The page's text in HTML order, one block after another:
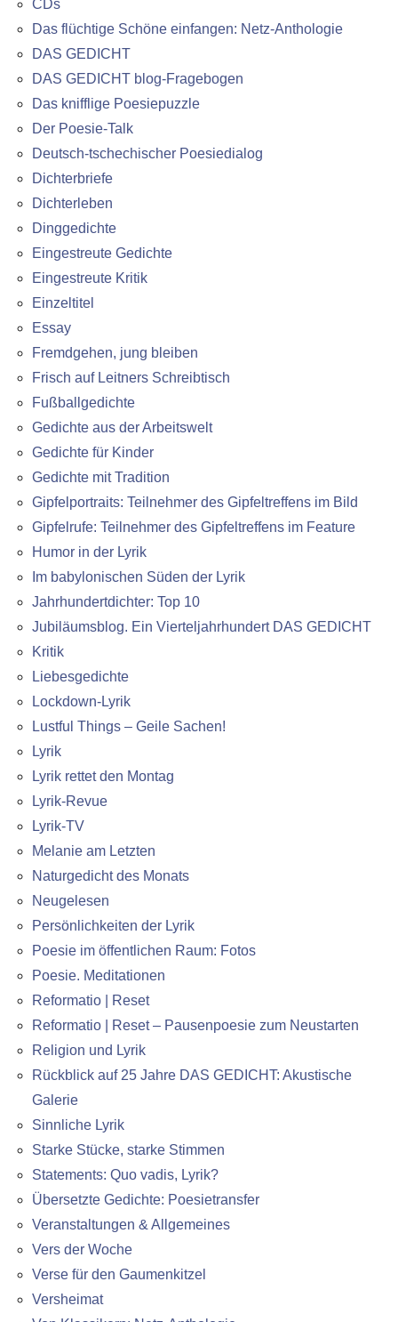
CDs
Das flüchtige Schöne einfangen: Netz-Anthologie
DAS GEDICHT
DAS GEDICHT blog-Fragebogen
Das knifflige Poesiepuzzle
Der Poesie-Talk
Deutsch-tschechischer Poesiedialog
Dichterbriefe
Dichterleben
Dinggedichte
Eingestreute Gedichte
Eingestreute Kritik
Einzeltitel
Essay
Fremdgehen, jung bleiben
Frisch auf Leitners Schreibtisch
Fußballgedichte
Gedichte aus der Arbeitswelt
Gedichte für Kinder
Gedichte mit Tradition
Gipfelportraits: Teilnehmer des Gipfeltreffens im Bild
Gipfelrufe: Teilnehmer des Gipfeltreffens im Feature
Humor in der Lyrik
Im babylonischen Süden der Lyrik
Jahrhundertdichter: Top 10
Jubiläumsblog. Ein Vierteljahrhundert DAS GEDICHT
Kritik
Liebesgedichte
Lockdown-Lyrik
Lustful Things – Geile Sachen!
Lyrik
Lyrik rettet den Montag
Lyrik-Revue
Lyrik-TV
Melanie am Letzten
Naturgedicht des Monats
Neugelesen
Persönlichkeiten der Lyrik
Poesie im öffentlichen Raum: Fotos
Poesie. Meditationen
Reformatio | Reset
Reformatio | Reset – Pausenpoesie zum Neustarten
Religion und Lyrik
Rückblick auf 25 Jahre DAS GEDICHT: Akustische
Galerie
Sinnliche Lyrik
Starke Stücke, starke Stimmen
Statements: Quo vadis, Lyrik?
Übersetzte Gedichte: Poesietransfer
Veranstaltungen & Allgemeines
Vers der Woche
Verse für den Gaumenkitzel
Versheimat